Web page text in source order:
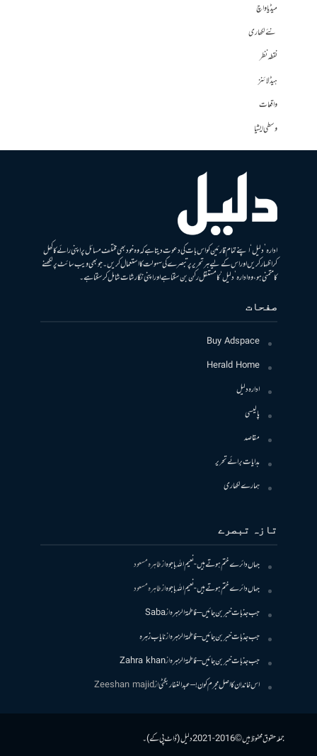
میڈیا واچ
نئے لکھاری
نقطہ نظر
ہیڈلائنز
واقعات
وسطی ایشیا
ادارہ ’دلیل‘ اپنے تمام قارئین کو اس بات کی دعوت دیتا ہے کہ وہ خود بھی مختلف مسائل پر اپنی رائے کا کھل
کر اظہار کریں اور اس کے لیے ہر تحریر پر تبصرے کی سہولت کا استعمال کریں۔ جو بھی ویب سائٹ پر لکھنے
کا متمنی ہو، وہ ادارہ ’دلیل‘ کا مستقل رکن بن سکتا ہے اور اپنی نگارشات شامل کرسکتا ہے۔
صفحات
Buy Adspace
Herald Home
ادارہ دلیل
پالیسی
مقاصد
ہدایات برائے تحریر
ہمارے لکھاری
تازہ تبصرے
جہاں دائرے ختم ہوتے ہیں- نعیم اللہ باجوہازطاہرہ مسعود
جہاں دائرے ختم ہوتے ہیں- نعیم اللہ باجوہازطاہرہ مسعود
جب جذبات خبر بن جائیں – فاطمۃالزہرہازSaba
جب جذبات خبر بن جائیں – فاطمۃالزہرہازنایاب زہرہ
جب جذبات خبر بن جائیں – فاطمۃالزہرہازZahra khan
اس خاندان کا اصل مجرم کون! – عبدالغفار بگٹیازZeeshan majid
جملہ حقوق محفوظ ہیں © 2016-2021 دلیل (ڈاٹ پی کے)۔